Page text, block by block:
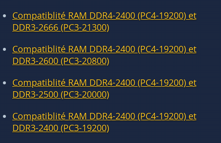
Compatiblité RAM DDR4-2400 (PC4-19200) et
DDR3-2666 (PC3-21300)
Compatiblité RAM DDR4-2400 (PC4-19200) et
DDR3-2600 (PC3-20800)
Compatiblité RAM DDR4-2400 (PC4-19200) et
DDR3-2500 (PC3-20000)
Compatiblité RAM DDR4-2400 (PC4-19200) et
DDR3-2400 (PC3-19200)